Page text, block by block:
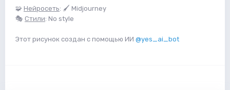
🧩 Нейросеть: 🖌 Midjourney
🎭 Стили: No style
Этот рисунок создан с помощью ИИ @yes_ai_bot